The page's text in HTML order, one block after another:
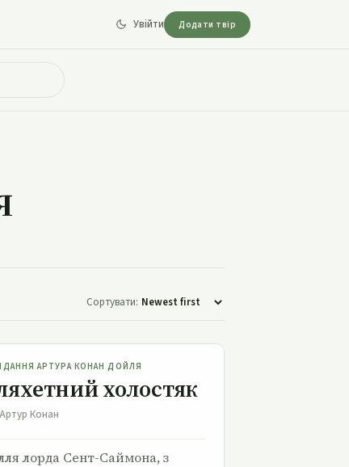
Увійти Додати твір
Сортувати:
Шляхетний холостяк
АРТУРА КОНАН ДОЙЛЯ
холостяк
Конан
лорда Сент-Саймона, з